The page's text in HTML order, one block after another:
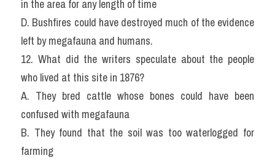
in the area for any length of time
D. Bushfires could have destroyed much of the evidence
left by megafauna and humans.
12. What did the writers speculate about the people
who lived at this site in 1876?
A. They bred cattle whose bones could have been
confused with megafauna
B. They found that the soil was too waterlogged for
farming